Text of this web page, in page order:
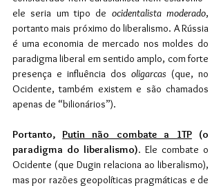
ele seria um tipo de ocidentalista moderado,
portanto mais próximo do liberalismo. A Rússia
é uma economia de mercado nos moldes do
paradigma liberal em sentido amplo, com forte
presença e influência dos oligarcas (que, no
Ocidente, também existem e são chamados
apenas de “bilionários”).
Portanto, Putin não combate a 1TP (o
paradigma do liberalismo). Ele combate o
Ocidente (que Dugin relaciona ao liberalismo),
mas por razões geopolíticas pragmáticas e de